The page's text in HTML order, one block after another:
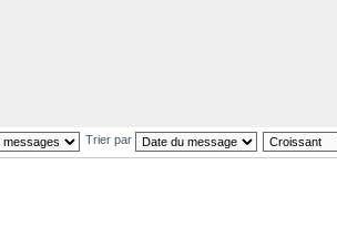
Trier par